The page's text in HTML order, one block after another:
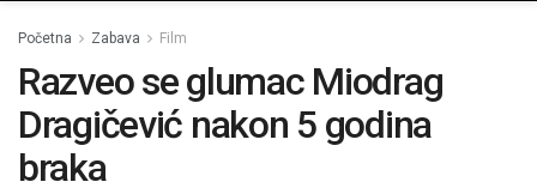
Početna Zabava Film
Razveo se glumac Miodrag
Dragičević nakon 5 godina
braka